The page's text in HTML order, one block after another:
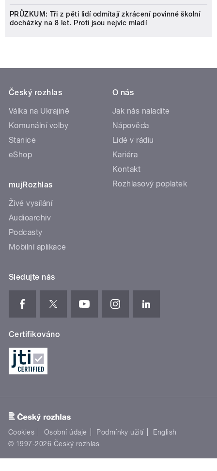
PRŮZKUM: Tři z pěti lidí odmítají zkrácení povinné školní
docházky na 8 let. Proti jsou nejvíc mladí
Český rozhlas
Válka na Ukrajině
Komunální volby
Stanice
eShop
mujRozhlas
Živé vysílání
Audioarchiv
Podcasty
Mobilní aplikace
O nás
Jak nás naladíte
Nápověda
Lidé v rádiu
Kariéra
Kontakt
Rozhlasový poplatek
Sledujte nás
Certifikováno
Cookies Osobní údaje Podmínky užití
English
© 1997-2026 Český rozhlas